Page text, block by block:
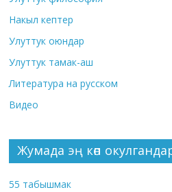
Накыл кептер
Улуттук оюндар
Улуттук тамак-аш
Литература на русском
Видео
Жумада эң көп
55 табышмак